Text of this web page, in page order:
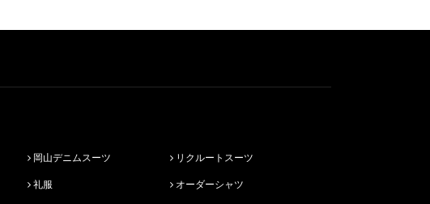
岡山デニムスーツ
礼服
リクルートスーツ
オーダーシャツ